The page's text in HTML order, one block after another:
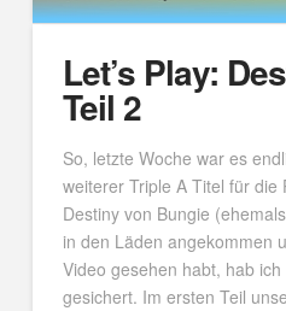
Let’s Play:
Teil 2
So, letzte Woche war es
weiterer Triple A Titel für die
Destiny von Bungie
in den Läden angekommen
Video gesehen habt, hab
gesichert. Im ersten Teil